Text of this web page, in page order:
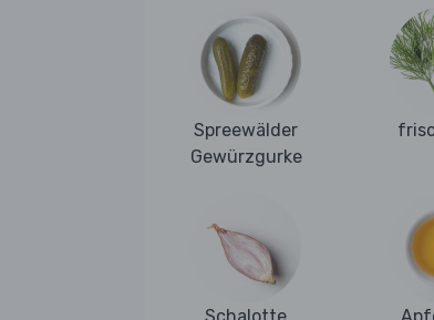
Spreewälder
Gewürzgurke